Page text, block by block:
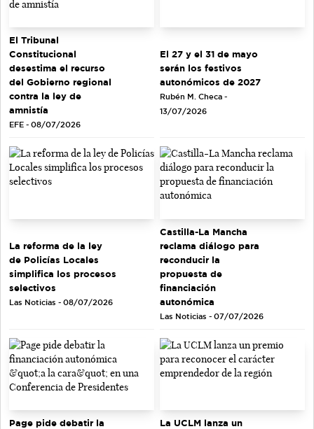
El Tribunal
Constitucional
desestima el recurso
del Gobierno regional
contra la ley de
amnistía
EFE - 08/07/2026
El 27 y el 31 de mayo
serán los festivos
autonómicos de 2027
Rubén M. Checa -
13/07/2026
La reforma de la ley
de Policías Locales
simplifica los procesos
selectivos
Las Noticias - 08/07/2026
Castilla-La Mancha
reclama diálogo para
reconducir la
propuesta de
financiación
autonómica
Las Noticias - 07/07/2026
Page pide debatir la
La UCLM lanza un